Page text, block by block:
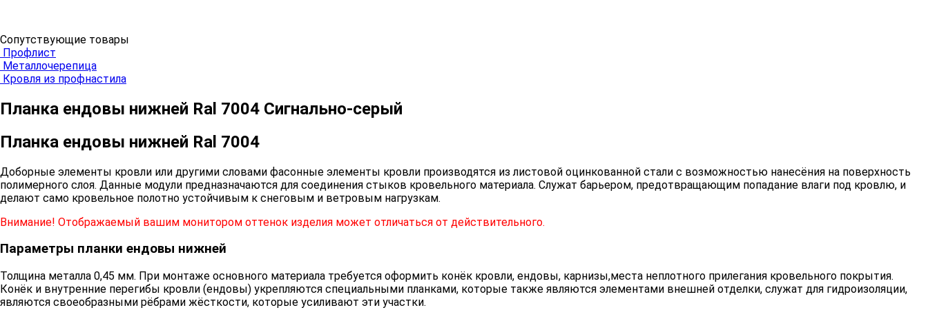
Сопутствующие товары
Профлист
Металлочерепица
Кровля из профнастила
Планка ендовы нижней Ral 7004 Сигнально-серый
Планка ендовы нижней Ral 7004
Доборные элементы кровли или другими словами фасонные элементы кровли производятся из листовой оцинкованной стали с возможностью нанесёния на поверхность
полимерного слоя. Данные модули предназначаются для соединения стыков кровельного материала. Служат барьером, предотвращающим попадание влаги под кровлю, и
делают само кровельное полотно устойчивым к снеговым и ветровым нагрузкам.
Внимание! Отображаемый вашим монитором оттенок изделия может отличаться от действительного.
Параметры планки ендовы нижней
Толщина металла 0,45 мм. При монтаже основного материала требуется оформить конёк кровли, ендовы, карнизы,места неплотного прилегания кровельного покрытия.
Конёк и внутренние перегибы кровли (ендовы) укрепляются специальными планками, которые также являются элементами внешней отделки, служат для гидроизоляции,
являются своеобразными рёбрами жёсткости, которые усиливают эти участки.